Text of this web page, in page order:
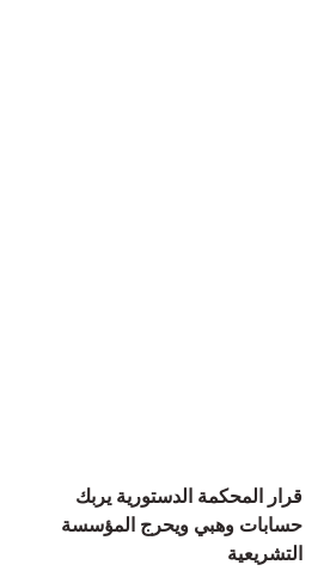
قرار المحكمة الدستورية يربك
حسابات وهبي ويحرج المؤسسة
التشريعية